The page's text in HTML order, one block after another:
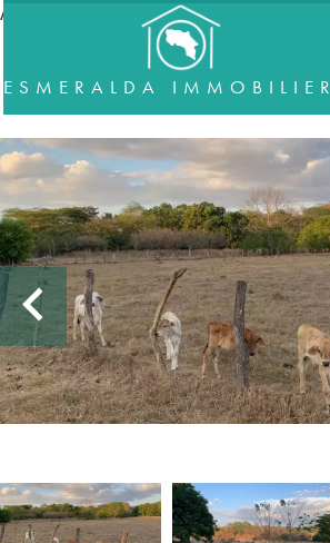
//accordeon
ESMERALDA IMMOBILIER